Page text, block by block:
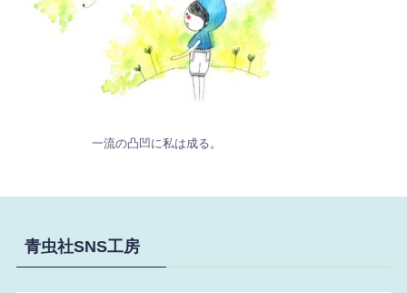
一流の凸凹に私は成る。
青虫社SNS工房